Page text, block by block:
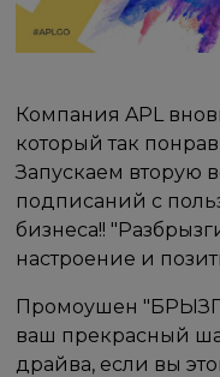
Компания APL
который так
Запускаем вторую
подписаний с
бизнеса!!​
настроение и
Промоушен
ваш прекрасный
драйва, если вы